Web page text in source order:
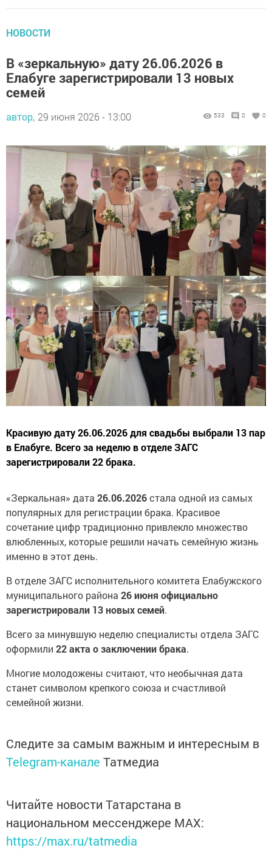
НОВОСТИ
В «зеркальную» дату 26.06.2026 в
Елабуге зарегистрировали 13 новых
семей
автор, 29 июня 2026 - 13:00 533 0 0
Красивую дату 26.06.2026 для свадьбы выбрали 13 пар
в Елабуге. Всего за неделю в отделе ЗАГС
зарегистрировали 22 брака.
«Зеркальная» дата 26.06.2026стала одной из самых
популярных для регистрации брака. Красивое
сочетание цифр традиционно привлекло множество
влюбленных, которые решили начать семейную жизнь
именно в этот день.
В отделе ЗАГС исполнительного комитета Елабужского
муниципального района 26 июня официально
зарегистрировали 13 новых семей.
Всего за минувшую неделю специалисты отдела ЗАГС
оформили 22 акта о заключении брака.
Многие молодожены считают, что необычная дата
станет символом крепкого союза и счастливой
семейной жизни.
Следите за самым важным и интересным в
Telegram-канале Татмедиа
Читайте новости Татарстана в
национальном мессенджере MАХ:
https://max.ru/tatmedia